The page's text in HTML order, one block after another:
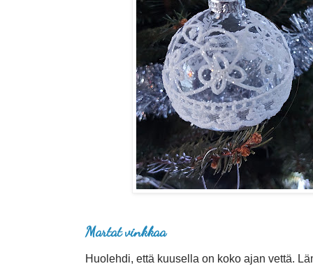
Martat vinkkaa
Huolehdi, että kuusella on koko ajan vettä.